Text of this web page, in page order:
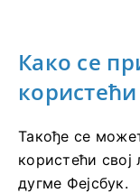
Како се
Такође се
користећи свој
дугме Фејсбук.